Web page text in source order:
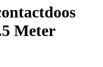
Meter